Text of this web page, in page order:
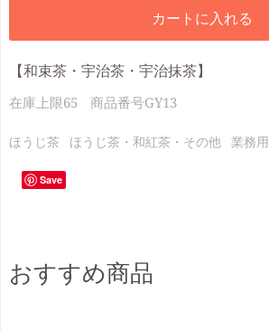
カートに入れる
【和束茶・宇治茶・宇治抹茶】
在庫上限65 商品番号GY13
ほうじ茶 ほうじ茶・和紅茶・その他 業務用
Save
おすすめ商品